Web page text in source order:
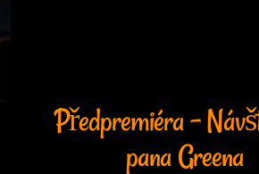
Předpremiéra -
pana Greena